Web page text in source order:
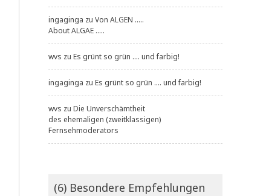
ingaginga zu Von ALGEN .....
About ALGAE .....
wvs zu Es grünt so grün .... und farbig!
ingaginga zu Es grünt so grün .... und farbig!
wvs zu Die Unverschämtheit
des ehemaligen (zweitklassigen)
Fernsehmoderators
(6) Besondere Empfehlungen